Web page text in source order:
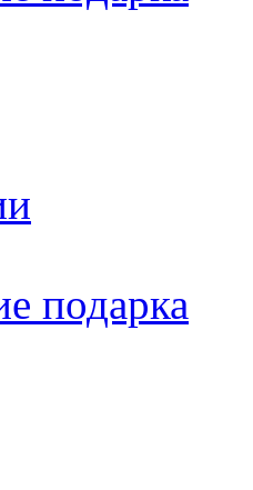
подарка